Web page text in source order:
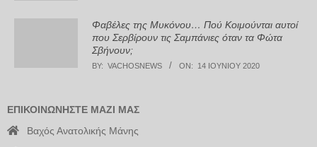
Φαβέλες της Μυκόνου… Πού Κοιμούνται αυτοί
που Σερβίρουν τις Σαμπάνιες όταν τα Φώτα
Σβήνουν;
BY: VACHOSNEWS ON: 14 ΙΟΥΝΊΟΥ 2020
ΕΠΙΚΟΙΝΩΝΉΣΤΕ ΜΑΖΊ ΜΑΣ
Βαχός Ανατολικής Μάνης